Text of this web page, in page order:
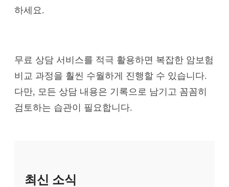
하세요.
무료 상담 서비스를 적극 활용하면 복잡한 암보험
비교 과정을 훨씬 수월하게 진행할 수 있습니다.
다만, 모든 상담 내용은 기록으로 남기고 꼼꼼히
검토하는 습관이 필요합니다.
최신 소식